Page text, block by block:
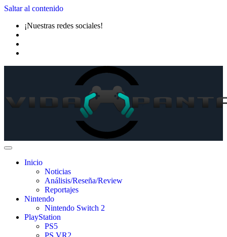
Saltar al contenido
¡Nuestras redes sociales!
Inicio
Noticias
Análisis/Reseña/Review
Reportajes
Nintendo
Nintendo Switch 2
PlayStation
PS5
PS VR2